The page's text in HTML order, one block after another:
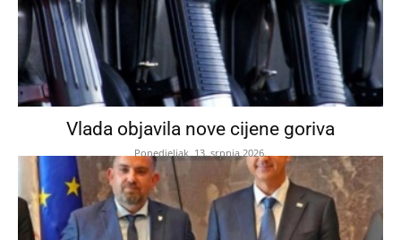
Vlada objavila nove cijene goriva
Ponedjeljak, 13. srpnja 2026.